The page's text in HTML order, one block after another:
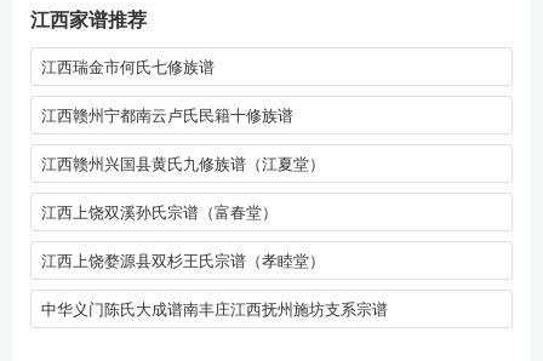
江西家谱推荐
江西瑞金市何氏七修族谱
江西赣州宁都南云卢氏民籍十修族谱
江西赣州兴国县黄氏九修族谱（江夏堂）
江西上饶双溪孙氏宗谱（富春堂）
江西上饶婺源县双杉王氏宗谱（孝睦堂）
中华义门陈氏大成谱南丰庄江西抚州施坊支系宗谱